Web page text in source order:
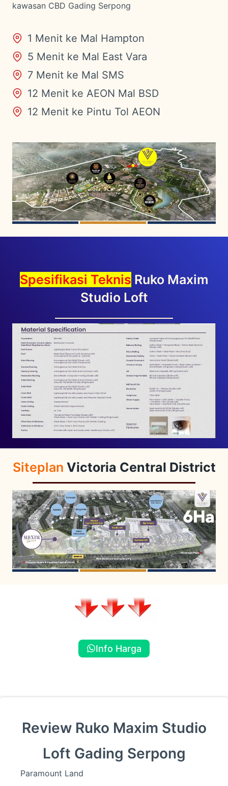
kawasan CBD Gading Serpong
1 Menit ke Mal Hampton
5 Menit ke Mal East Vara
7 Menit ke Mal SMS
12 Menit ke AEON Mal BSD
12 Menit ke Pintu Tol AEON
Spesifikasi Teknis Ruko Maxim
Studio Loft
Siteplan Victoria Central District
Info Harga
Review Ruko Maxim Studio
Loft Gading Serpong
Paramount Land